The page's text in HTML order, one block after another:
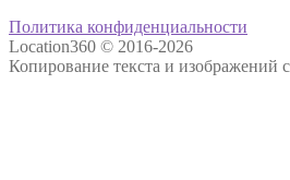
Политика конфиденциальности
Location360 © 2016-2026
Копирование текста и изображений